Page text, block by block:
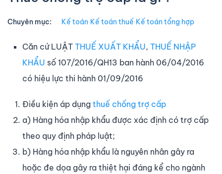
Chuyên mục: Kế toán∙Kế toán thuế∙Kế toán tổng hợp
Căn cứ LUẬT THUẾ XUẤT KHẨU, THUẾ NHẬP
KHẨU số 107/2016/QH13 ban hành 06/04/2016
có hiệu lực thi hành 01/09/2016
Điều kiện áp dụng thuế chống trợ cấp
a) Hàng hóa nhập khẩu được xác định có trợ cấp
theo quy định pháp luật;
b) Hàng hóa nhập khẩu là nguyên nhân gây ra
hoặc đe dọa gây ra thiệt hại đáng kể cho ngành